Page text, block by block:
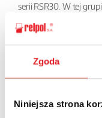
Zgoda
Niniejsza strona
serii RSR30. W tej
wbudowanym filtrem
sterujących.
to bardzo chętnie